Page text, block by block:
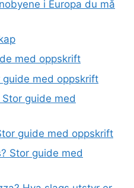
i Europa du må
med oppskrift
guide med oppskrift
guide med
guide med oppskrift
Stor guide med